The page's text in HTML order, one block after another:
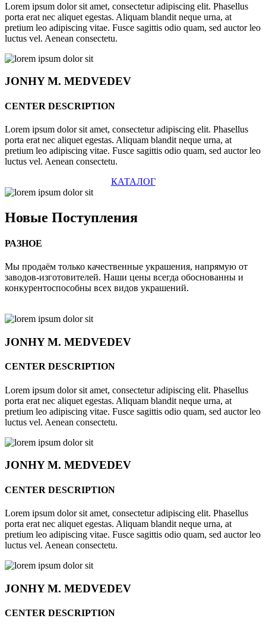
Lorem ipsum dolor sit amet, consectetur adipiscing elit. Phasellus
porta erat nec aliquet egestas. Aliquam blandit neque urna, at
pretium leo adipiscing vitae. Fusce sagittis odio quam, sed auctor leo
luctus vel. Aenean consectetu.
JONHYM. MEDVEDEV
CENTER DESCRIPTION
Lorem ipsum dolor sit amet, consectetur adipiscing elit. Phasellus
porta erat nec aliquet egestas. Aliquam blandit neque urna, at
pretium leo adipiscing vitae. Fusce sagittis odio quam, sed auctor leo
luctus vel. Aenean consectetu.
КАТАЛОГ
Новые Поступления
РАЗНОЕ
Мы продаём только качественные украшения, напрямую от
заводов-изготовителей. Наши цены всегда обоснованны и
конкурентоспособны всех видов украшений.
JONHYM. MEDVEDEV
CENTER DESCRIPTION
Lorem ipsum dolor sit amet, consectetur adipiscing elit. Phasellus
porta erat nec aliquet egestas. Aliquam blandit neque urna, at
pretium leo adipiscing vitae. Fusce sagittis odio quam, sed auctor leo
luctus vel. Aenean consectetu.
JONHYM. MEDVEDEV
CENTER DESCRIPTION
Lorem ipsum dolor sit amet, consectetur adipiscing elit. Phasellus
porta erat nec aliquet egestas. Aliquam blandit neque urna, at
pretium leo adipiscing vitae. Fusce sagittis odio quam, sed auctor leo
luctus vel. Aenean consectetu.
JONHYM. MEDVEDEV
CENTER DESCRIPTION